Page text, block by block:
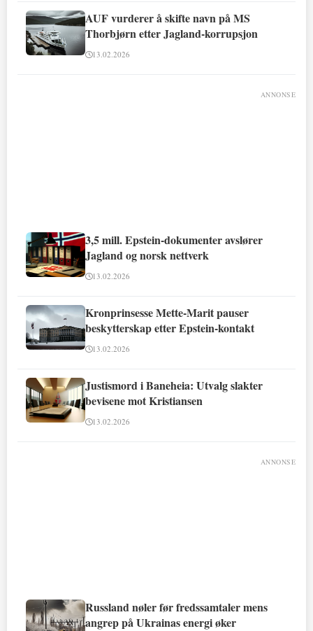
AUF vurderer å skifte navn på MS
Thorbjørn etter Jagland-korrupsjon
13.02.2026
ANNONSE
3,5 mill. Epstein-dokumenter avslører
Jagland og norsk nettverk
13.02.2026
Kronprinsesse Mette-Marit pauser
beskytterskap etter Epstein-kontakt
13.02.2026
Justismord i Baneheia: Utvalg slakter
bevisene mot Kristiansen
13.02.2026
ANNONSE
Russland nøler før fredssamtaler mens
angrep på Ukrainas energi øker